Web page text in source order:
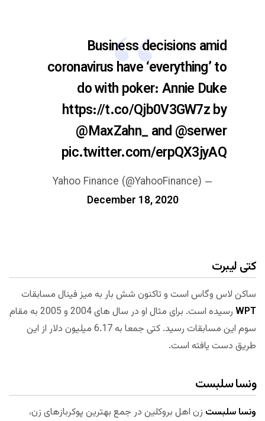
Business decisions amid
coronavirus have ‘everything’ to
do with poker: Annie Duke
https://t.co/Qjb0V3GW7zby
@MaxZahn_and@serwer
pic.twitter.com/erpQX3jyAQ
— Yahoo Finance (@YahooFinance)
December 18, 2020
کتی لیبرت
ساکن لاس وگاس است و تاکنون شش بار به میز فینال مسابقات
WPT
رسیده است. برای مثال او در سال های 2004 و 2005 به مقام
سوم این مسابقات رسید. کتی جمعا به 6.17 میلیون دلار از این
طریق دست یافته است.
ونسا سلبست
ونسا سلبست زن اهل بروکلین در جمع بهترین پوکربازهای زن،